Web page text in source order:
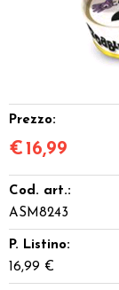
Giocattoli e
Offerte del
Prezzo:
€ 16,99
Cod. art.:
ASM8243
P. Listino:
16,99 €